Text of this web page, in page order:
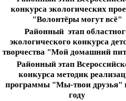
конкурса экологических
"Волонтёры могут всё"
Районный этап
экологического конкурса
творчества "Мой домашний
Районный этап
конкурса методик
программы "Мы-твои друзья"
году